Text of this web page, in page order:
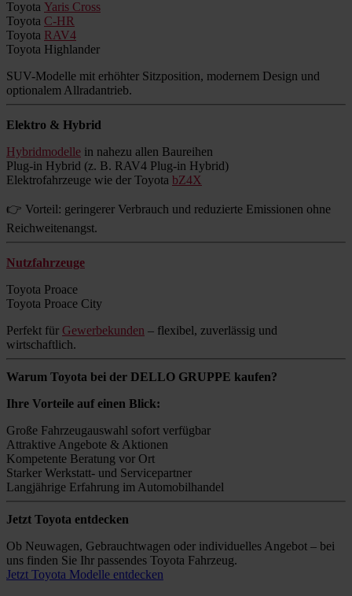
Toyota Yaris Cross
Toyota C-HR
Toyota RAV4
Toyota Highlander
SUV-Modelle mit erhöhter Sitzposition, modernem Design und
optionalem Allradantrieb.
Elektro & Hybrid
Hybridmodelle in nahezu allen Baureihen
Plug-in Hybrid (z. B. RAV4 Plug-in Hybrid)
Elektrofahrzeuge wie der Toyota bZ4X
👉 Vorteil: geringerer Verbrauch und reduzierte Emissionen ohne
Reichweitenangst.
Nutzfahrzeuge
Toyota Proace
Toyota Proace City
Perfekt für Gewerbekunden – flexibel, zuverlässig und
wirtschaftlich.
Warum Toyota bei der DELLO GRUPPE kaufen?
Ihre Vorteile auf einen Blick:
Große Fahrzeugauswahl sofort verfügbar
Attraktive Angebote & Aktionen
Kompetente Beratung vor Ort
Starker Werkstatt- und Servicepartner
Langjährige Erfahrung im Automobilhandel
Jetzt Toyota entdecken
Ob Neuwagen, Gebrauchtwagen oder individuelles Angebot – bei
uns finden Sie Ihr passendes Toyota Fahrzeug.
Jetzt Toyota Modelle entdecken